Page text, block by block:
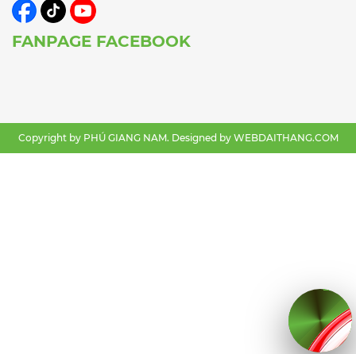
FANPAGE FACEBOOK
Copyright by PHÚ GIANG NAM. Designed by WEBDAITHANG.COM